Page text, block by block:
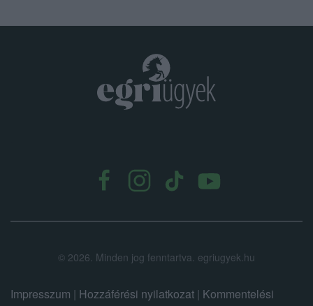
© 2026. Minden jog fenntartva. egriugyek.hu
Impresszum | Hozzáférési nyilatkozat | Kommentelési